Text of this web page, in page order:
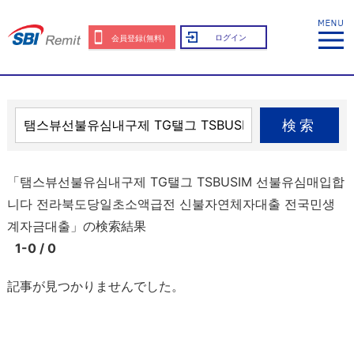
会員登録(無料) ログイン
検索
「탬스뷰선불유심내구제 TG탤그 TSBUSIM 선불유심매입합
니다 전라북도당일초소액급전 신불자연체자대출 전국민생
계자금대출」の検索結果
1-0 / 0
記事が見つかりませんでした。